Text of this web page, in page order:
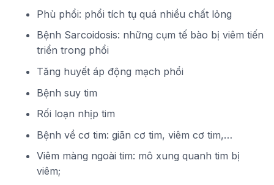
Phù phổi: phổi tích tụ quá nhiều chất lỏng
Bệnh Sarcoidosis: những cụm tế bào bị viêm tiến
triển trong phổi
Tăng huyết áp động mạch phổi
Bệnh suy tim
Rối loạn nhịp tim
Bệnh về cơ tim: giãn cơ tim, viêm cơ tim,…
Viêm màng ngoài tim: mô xung quanh tim bị
viêm;